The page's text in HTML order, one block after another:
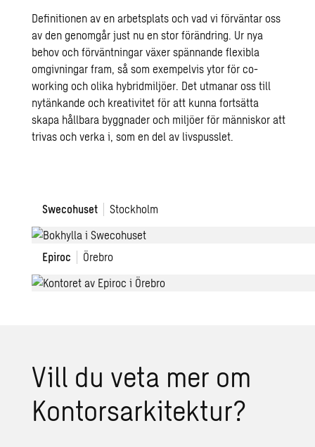
Definitionen av en arbetsplats och vad vi förväntar oss
av den genomgår just nu en stor förändring. Ur nya
behov och förväntningar växer spännande flexibla
omgivningar fram, så som exempelvis ytor för co-
working och olika hybridmiljöer. Det utmanar oss till
nytänkande och kreativitet för att kunna fortsätta
skapa hållbara byggnader och miljöer för människor att
trivas och verka i, som en del av livspusslet.
Swecohuset Stockholm
Swecohuset,
Epiroc Örebro
Epiroc
Vill du veta mer om
Kon­tor­sar­ki­tek­tur?